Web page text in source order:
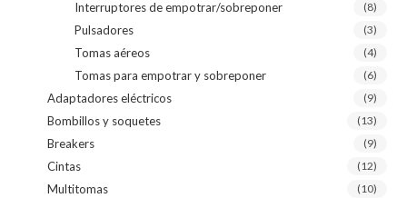
Interruptores de empotrar/sobreponer (8)
Pulsadores (3)
Tomas aéreos (4)
Tomas para empotrar y sobreponer (6)
Adaptadores eléctricos (9)
Bombillos y soquetes (13)
Breakers (9)
Cintas (12)
Multitomas (10)